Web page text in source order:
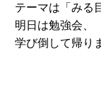
テーマは「みる
明日は勉強会、
学び倒して帰り